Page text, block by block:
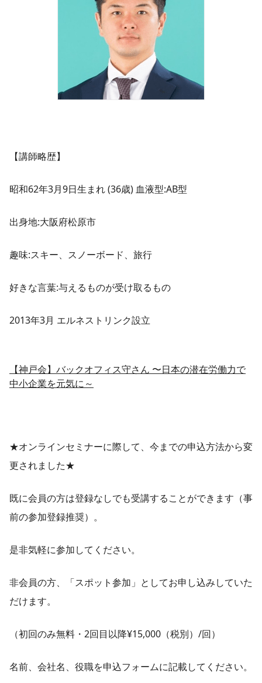
【講師略歴】
昭和62年3月9日生まれ (36歳) 血液型:AB型
出身地:大阪府松原市
趣味:スキー、スノーボード、旅行
好きな言葉:与えるものが受け取るもの
2013年3月 エルネストリンク設立
【神戸会】バックオフィス守さん 〜日本の潜在労働力で
中小企業を元気に～
★オンラインセミナーに際して、今までの申込方法から変
更されました★
既に会員の方は登録なしでも受講することができます（事
前の参加登録推奨）。
是非気軽に参加してください。
非会員の方、「スポット参加」としてお申し込みしていた
だけます。
（初回のみ無料・2回目以降¥15,000（税別）/回）
名前、会社名、役職を申込フォームに記載してください。